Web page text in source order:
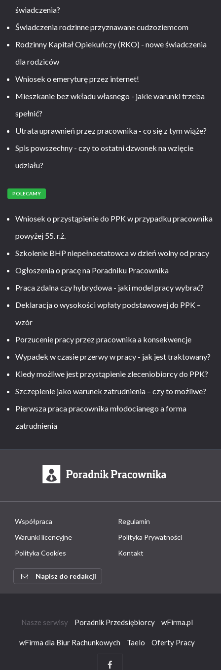
świadczenia?
Świadczenia rodzinne przyznawane cudzoziemcom
Rodzinny Kapitał Opiekuńczy (RKO) - nowe świadczenia
dla rodziców
Wniosek o emeryturę przez internet!
Mieszkanie bez wkładu własnego - jakie warunki trzeba
spełnić?
Utrata uprawnień przez pracownika - co się z tym wiąże?
Spis powszechny - czy to ostatni dzwonek na wzięcie
udziału?
POLECAMY
Wniosek o przystąpienie do PPK w przypadku pracownika
powyżej 55. r.ż.
Szkolenie BHP niepełnoetatowca w dzień wolny od pracy
Ogłoszenia o pracę na Poradniku Pracownika
Praca zdalna czy hybrydowa - jaki model pracy wybrać?
Deklaracja o wysokości wpłaty podstawowej do PPK –
wzór
Porzucenie pracy przez pracownika a konsekwencje
Wypadek w czasie przerwy w pracy - jak jest traktowany?
Kiedy możliwe jest przystąpienie zleceniobiorcy do PPK?
Szczepienie jako warunek zatrudnienia – czy to możliwe?
Pierwsza praca pracownika młodocianego a forma
zatrudnienia
Współpraca
Regulamin
Warunki licencyjne
Polityka Prywatności
Polityka Cookies
Kontakt
Napisz do redakcji
Nasze serwisy Poradnik Przedsiębiorcy wFirma.pl
wFirma dla Biur Rachunkowych Taelo Oferty Pracy